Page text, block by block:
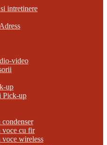
intretinere
video
up
Pick-up
cu fir
wireless